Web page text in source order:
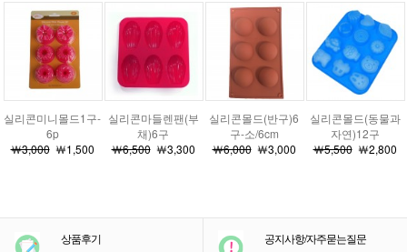
실리콘미니몰드1구-
6p
￦3,000￦1,500
실리콘마들렌팬(부
채)6구
￦6,500￦3,300
실리콘몰드(반구)6
구-소/6cm
￦6,000￦3,000
실리콘몰드(동물과
자연)12구
￦5,500￦2,800
상품후기 공지사항/자주묻는질문